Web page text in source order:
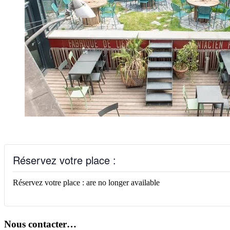
Réservez votre place :
Réservez votre place : are no longer available
Nous contacter…